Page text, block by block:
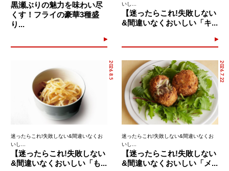
黒瀬ぶりの魅力を味わい尽
くす！フライの豪華3種盛
り...
いし...
【迷ったらこれ!失敗しない
&間違いなくおいしい「キ...
2026.8.5
迷ったらこれ!失敗しない&間違いなくお
いし...
【迷ったらこれ!失敗しない
&間違いなくおいしい「も...
2026.7.22
迷ったらこれ!失敗しない&間違いなくお
いし...
【迷ったらこれ!失敗しない
&間違いなくおいしい「メ...